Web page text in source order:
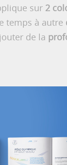
sur 2
temps à autre
de la